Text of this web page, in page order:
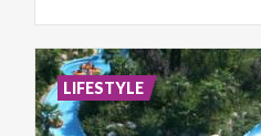
LIFESTYLE